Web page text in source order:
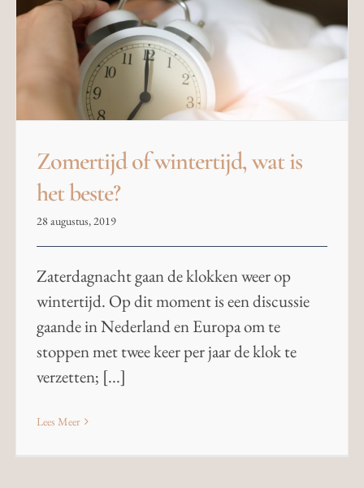
Zomertijd of wintertijd, wat is
het beste?
28 augustus, 2019
Zaterdagnacht gaan de klokken weer op
wintertijd. Op dit moment is een discussie
gaande in Nederland en Europa om te
stoppen met twee keer per jaar de klok te
verzetten; [...]
Lees Meer